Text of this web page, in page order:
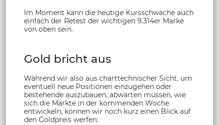
Im Moment kann die heutige Kursschwäche auch
einfach der Retest der wichtigen 9.314er Marke
von oben sein.
Gold bricht aus
Während wir also aus charttechnischer Sicht, um
eventuell neue Positionen einzugehen oder
bestehende auszubauen, abwarten müssen, wie
sich die Märkte in der kommenden Woche
entwickeln, können wir noch kurz einen Blick auf
den Goldpreis werfen: